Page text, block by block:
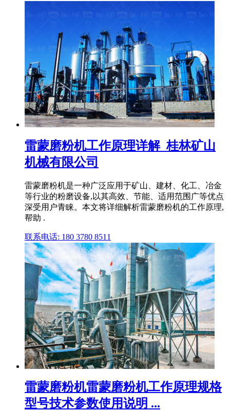
雷蒙磨粉机工作原理详解_桂林矿山
机械有限公司
雷蒙磨粉机是一种广泛应用于矿山、建材、化工、冶金
等行业的粉磨设备,以其高效、节能、适用范围广等优点
深受用户青睐。本文将详细解析雷蒙磨粉机的工作原理,
帮助 .
联系电话: 180 3780 8511
雷蒙磨粉机雷蒙磨粉机工作原理规格
型号技术参数使用说明 ...